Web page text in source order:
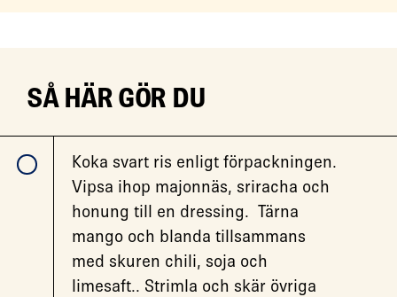
SÅ HÄR GÖR DU
Koka svart ris enligt förpackningen.
Vipsa ihop majonnäs, sriracha och
honung till en dressing. Tärna
mango och blanda tillsammans
med skuren chili, soja och
limesaft.. Strimla och skär övriga